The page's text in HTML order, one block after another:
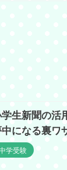
生新聞の活
になる裏ワ
学受験